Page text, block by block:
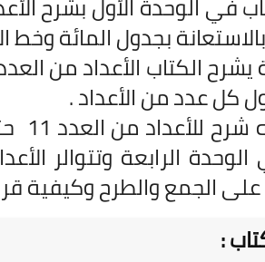
بجدول المائة وخط
عدد من الأعداد .
على الجمع والطرح وكيفية
: